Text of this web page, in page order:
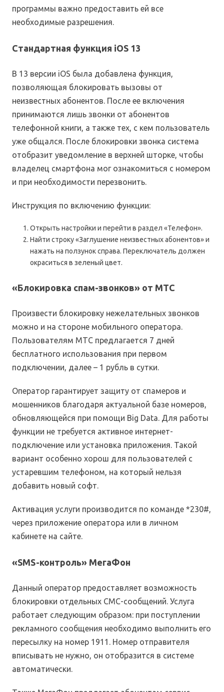
программы важно предоставить ей все
необходимые разрешения.
Стандартная функция iOS 13
В 13 версии iOS была добавлена функция,
позволяющая блокировать вызовы от
неизвестных абонентов. После ее включения
принимаются лишь звонки от абонентов
телефонной книги, а также тех, с кем пользователь
уже общался. После блокировки звонка система
отобразит уведомление в верхней шторке, чтобы
владелец смартфона мог ознакомиться с номером
и при необходимости перезвонить.
Инструкция по включению функции:
Открыть настройки и перейти в раздел «Телефон».
Найти строку «Заглушение неизвестных абонентов» и
нажать на ползунок справа. Переключатель должен
окраситься в зеленый цвет.
«Блокировка спам-звонков» от МТС
Произвести блокировку нежелательных звонков
можно и на стороне мобильного оператора.
Пользователям МТС предлагается 7 дней
бесплатного использования при первом
подключении, далее – 1 рубль в сутки.
Оператор гарантирует защиту от спамеров и
мошенников благодаря актуальной базе номеров,
обновляющейся при помощи Big Data. Для работы
функции не требуется активное интернет-
подключение или установка приложения. Такой
вариант особенно хорош для пользователей с
устаревшим телефоном, на который нельзя
добавить новый софт.
Активация услуги производится по команде *230#,
через приложение оператора или в личном
кабинете на сайте.
«SMS-контроль» МегаФон
Данный оператор предоставляет возможность
блокировки отдельных СМС-сообщений. Услуга
работает следующим образом: при поступлении
рекламного сообщения необходимо выполнить его
пересылку на номер 1911. Номер отправителя
вписывать не нужно, он отобразится в системе
автоматически.